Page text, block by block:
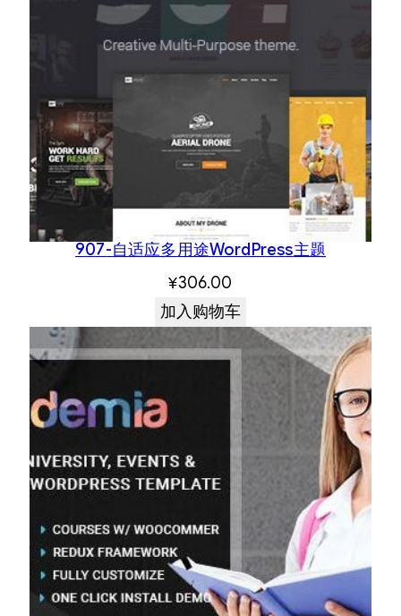
907-自适应多用途WordPress主题
¥306.00
加入购物车